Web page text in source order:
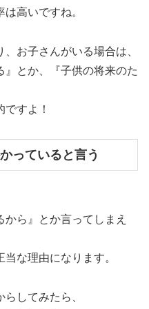
高いですね。
お子さんがいる場合は、
』とか、『子供の将来のた
すよ！
っていると言う
から』とか言ってしまえ
な理由になります。
してみたら、